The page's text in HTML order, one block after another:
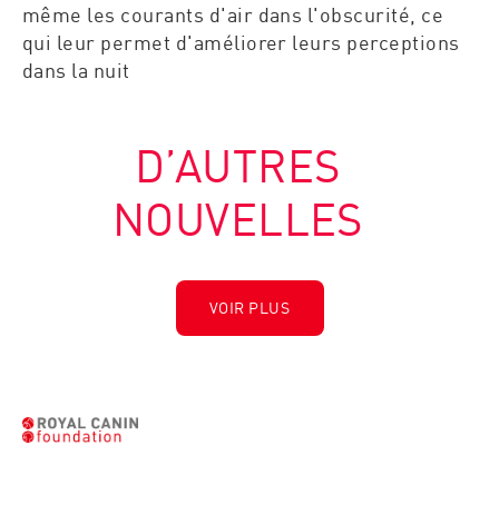
même les courants d'air dans l'obscurité, ce
qui leur permet d'améliorer leurs perceptions
dans la nuit
D’AUTRES
NOUVELLES
VOIR PLUS